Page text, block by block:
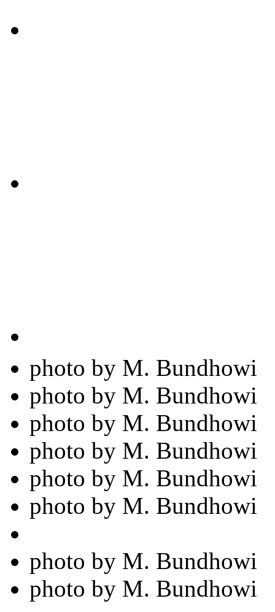
photo by M. Bundhowi
photo by M. Bundhowi
photo by M. Bundhowi
photo by M. Bundhowi
photo by M. Bundhowi
photo by M. Bundhowi
photo by M. Bundhowi
photo by M. Bundhowi